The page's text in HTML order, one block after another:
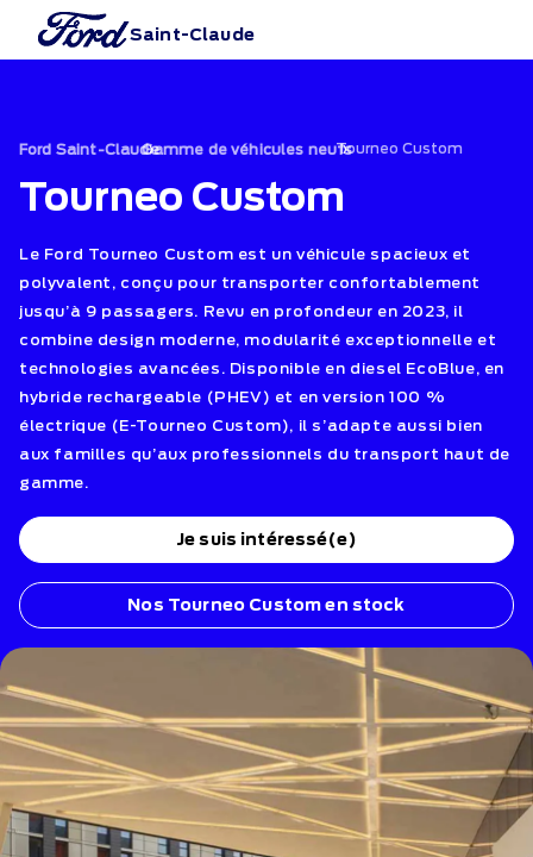
Saint-Claude
Ford Saint-Claude
›
Gamme de véhicules neufs
›
Tourneo Custom
Tourneo Custom
Le Ford Tourneo Custom est un véhicule spacieux et
polyvalent, conçu pour transporter confortablement
jusqu’à 9 passagers. Revu en profondeur en 2023, il
combine design moderne, modularité exceptionnelle et
technologies avancées. Disponible en diesel EcoBlue, en
hybride rechargeable (PHEV) et en version 100 %
électrique (E-Tourneo Custom), il s’adapte aussi bien
aux familles qu’aux professionnels du transport haut de
gamme.
Je suis intéressé(e)
Nos Tourneo Custom en stock